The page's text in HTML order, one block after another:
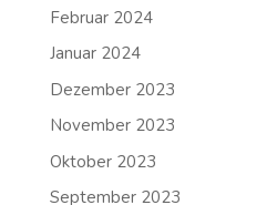
Februar 2024
Januar 2024
Dezember 2023
November 2023
Oktober 2023
September 2023